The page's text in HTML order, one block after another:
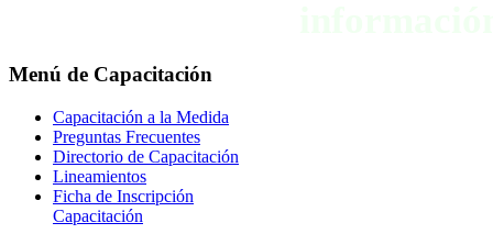
Menú de Capacitación
Capacitación a la Medida
Preguntas Frecuentes
Directorio de Capacitación
Lineamientos
Ficha de Inscripción
Capacitación